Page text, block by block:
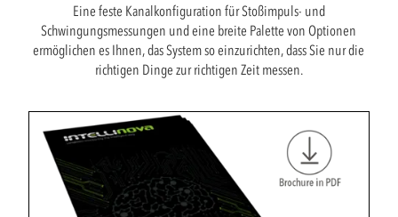
Eine feste Kanalkonfiguration für Stoßimpuls- und
Schwingungsmessungen und eine breite Palette von Optionen
ermöglichen es Ihnen, das System so einzurichten, dass Sie nur die
richtigen Dinge zur richtigen Zeit messen.